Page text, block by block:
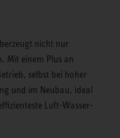
nicht nur
Mit einem Plus an
selbst bei hoher
und im Neubau, ideal
Luft-Wasser-